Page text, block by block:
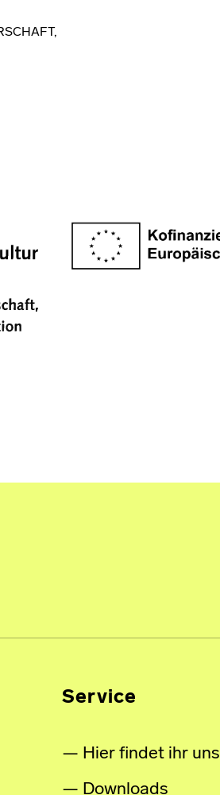
,
Service
Hier findet ihr uns
Downloads